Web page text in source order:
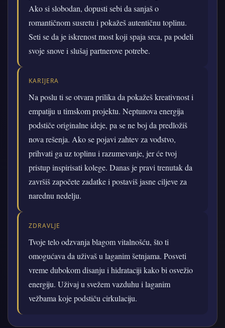
Ako si slobodan, dopusti sebi da sanjaš o
romantičnom susretu i pokažeš autentičnu toplinu.
Seti se da je iskrenost most koji spaja srca, pa podeli
svoje snove i slušaj partnerove potrebe.
KARIJERA
Na poslu ti se otvara prilika da pokažeš kreativnost i
empatiju u timskom projektu. Neptunova energija
podstiče originalne ideje, pa se ne boj da predložiš
nova rešenja. Ako se pojavi zahtev za vođstvo,
prihvati ga uz toplinu i razumevanje, jer će tvoj
pristup inspirisati kolege. Danas je pravi trenutak da
završiš započete zadatke i postaviš jasne ciljeve za
narednu nedelju.
ZDRAVLJE
Tvoje telo odzvanja blagom vitalnošću, što ti
omogućava da uživaš u laganim šetnjama. Posveti
vreme dubokom disanju i hidrataciji kako bi osvežio
energiju. Uživaj u svežem vazduhu i laganim
vežbama koje podstiču cirkulaciju.